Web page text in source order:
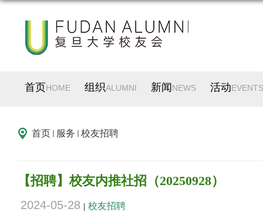
首页HOME 组织ALUMNI 新闻 NEWS 活动EVENTS
首页 服务 校友招聘
【招聘】校友内推社招（20250928）
2024-05-28 校友招聘